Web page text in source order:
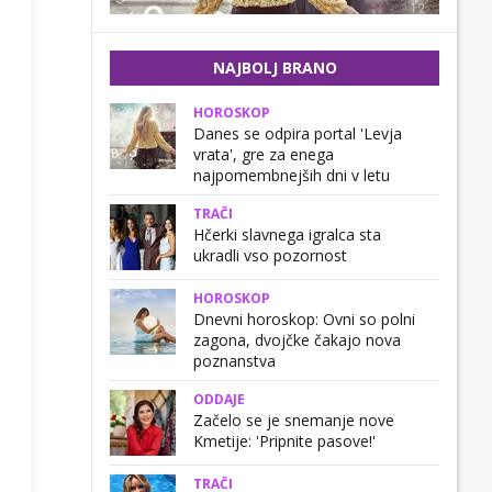
NAJBOLJ BRANO
HOROSKOP
Danes se odpira portal 'Levja
vrata', gre za enega
najpomembnejših dni v letu
TRAČI
Hčerki slavnega igralca sta
ukradli vso pozornost
HOROSKOP
Dnevni horoskop: Ovni so polni
zagona, dvojčke čakajo nova
poznanstva
ODDAJE
Začelo se je snemanje nove
Kmetije: 'Pripnite pasove!'
TRAČI